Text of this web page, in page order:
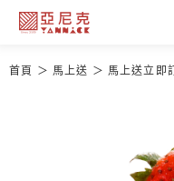
首頁 馬上送 馬上送立即